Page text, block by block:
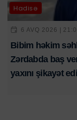
Hadisə
6 AVQ 2026 |
Bibim həkim
Zərdabda baş
yaxını şikayət